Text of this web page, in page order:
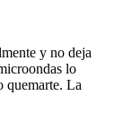
y no deja
lo
quemarte. La